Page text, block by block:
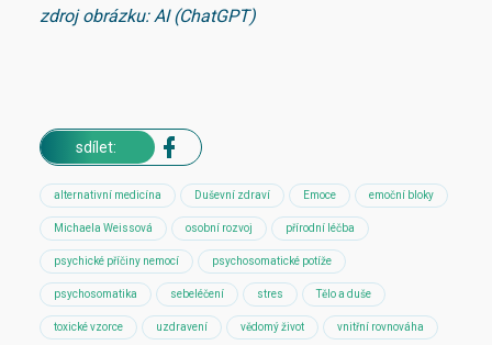
zdroj obrázku: AI (ChatGPT)
sdílet:
alternativní medicína Duševní zdraví Emoce emoční bloky
Michaela Weissová osobní rozvoj přírodní léčba
psychické příčiny nemocí psychosomatické potíže
psychosomatika sebeléčení stres Tělo a duše
toxické vzorce uzdravení vědomý život vnitřní rovnováha